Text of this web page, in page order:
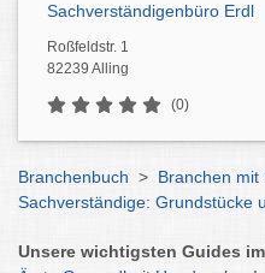
Sachverständigenbüro Erdl
Roßfeldstr. 1
82239 Alling
(0)
Branchenbuch > Branchen mit
Sachverständige: Grundstücke
Unsere wichtigsten Guides